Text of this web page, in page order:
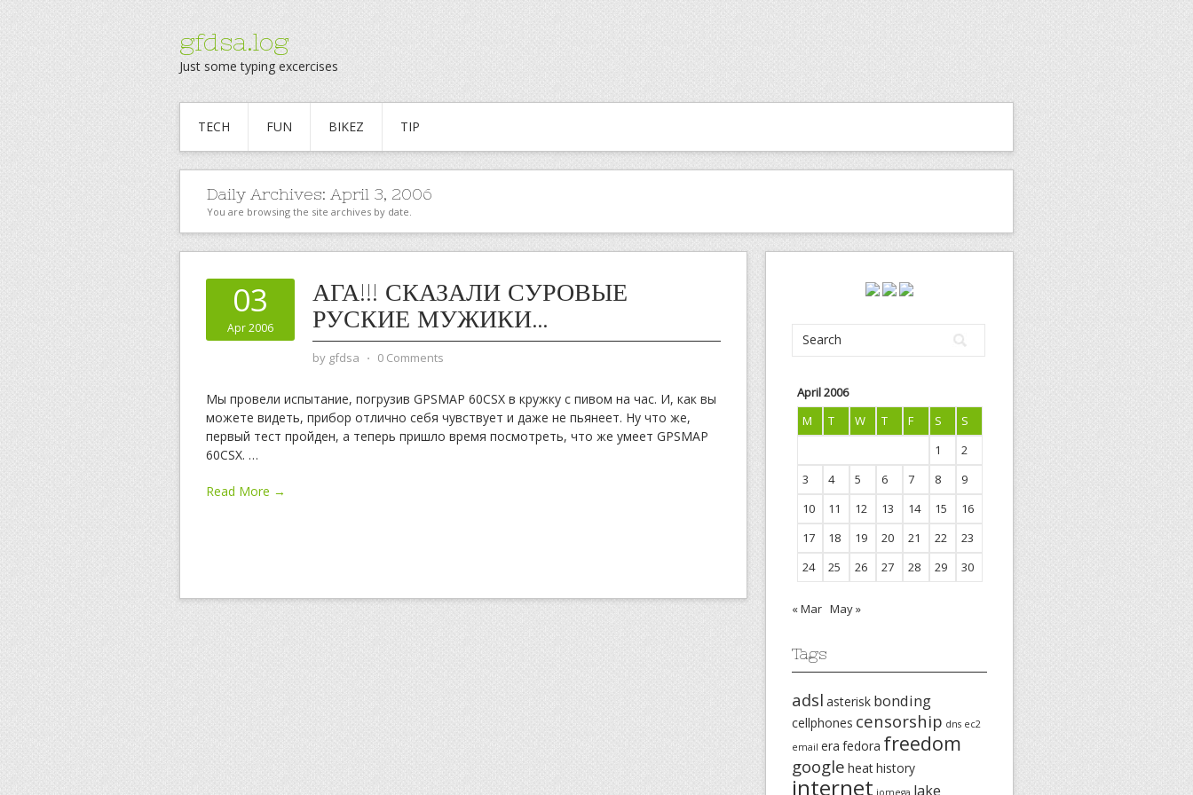
gfdsa.log
Just some typing excercises
TECH FUN BIKEZ TIP
Daily Archives: April 3, 2006
You are browsing the site archives by date.
03
Apr 2006
АГА!!! СКАЗАЛИ СУРОВЫЕ
РУСКИЕ МУЖИКИ…
by gfdsa ⋅ 0 Comments
Мы провели испытание, погрузив GPSMAP 60CSX в кружку с пивом на час. И, как вы
можете видеть, прибор отлично себя чувствует и даже не пьянеет. Ну что же,
первый тест пройден, а теперь пришло время посмотреть, что же умеет GPSMAP
60CSX. …
Read More →
April 2006
M
T W T F S
S
1
2
3
4 5 6 7 8
9
10
11 12 13 14 15
16
17
18 19 20 21 22
23
24
25 26 27 28 29 30
« Mar May »
Tags
adsl asterisk bonding
cellphones censorship dns ec2
email era fedora freedom
google heathistory
internet iomega lake